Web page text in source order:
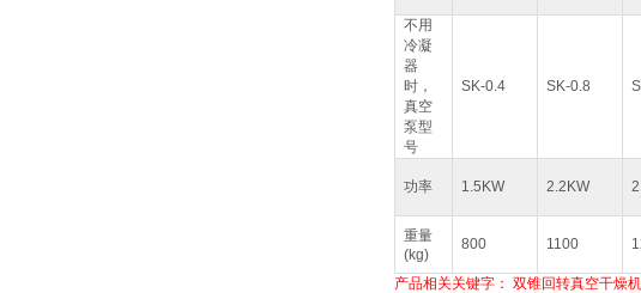
不用
冷凝
器
时，
真空
泵型
号
SK-0.4 SK-0.8
功率 1.5KW 2.2KW
重量
(kg)
800 1100
产品相关关键字： 双锥回转真空干燥机